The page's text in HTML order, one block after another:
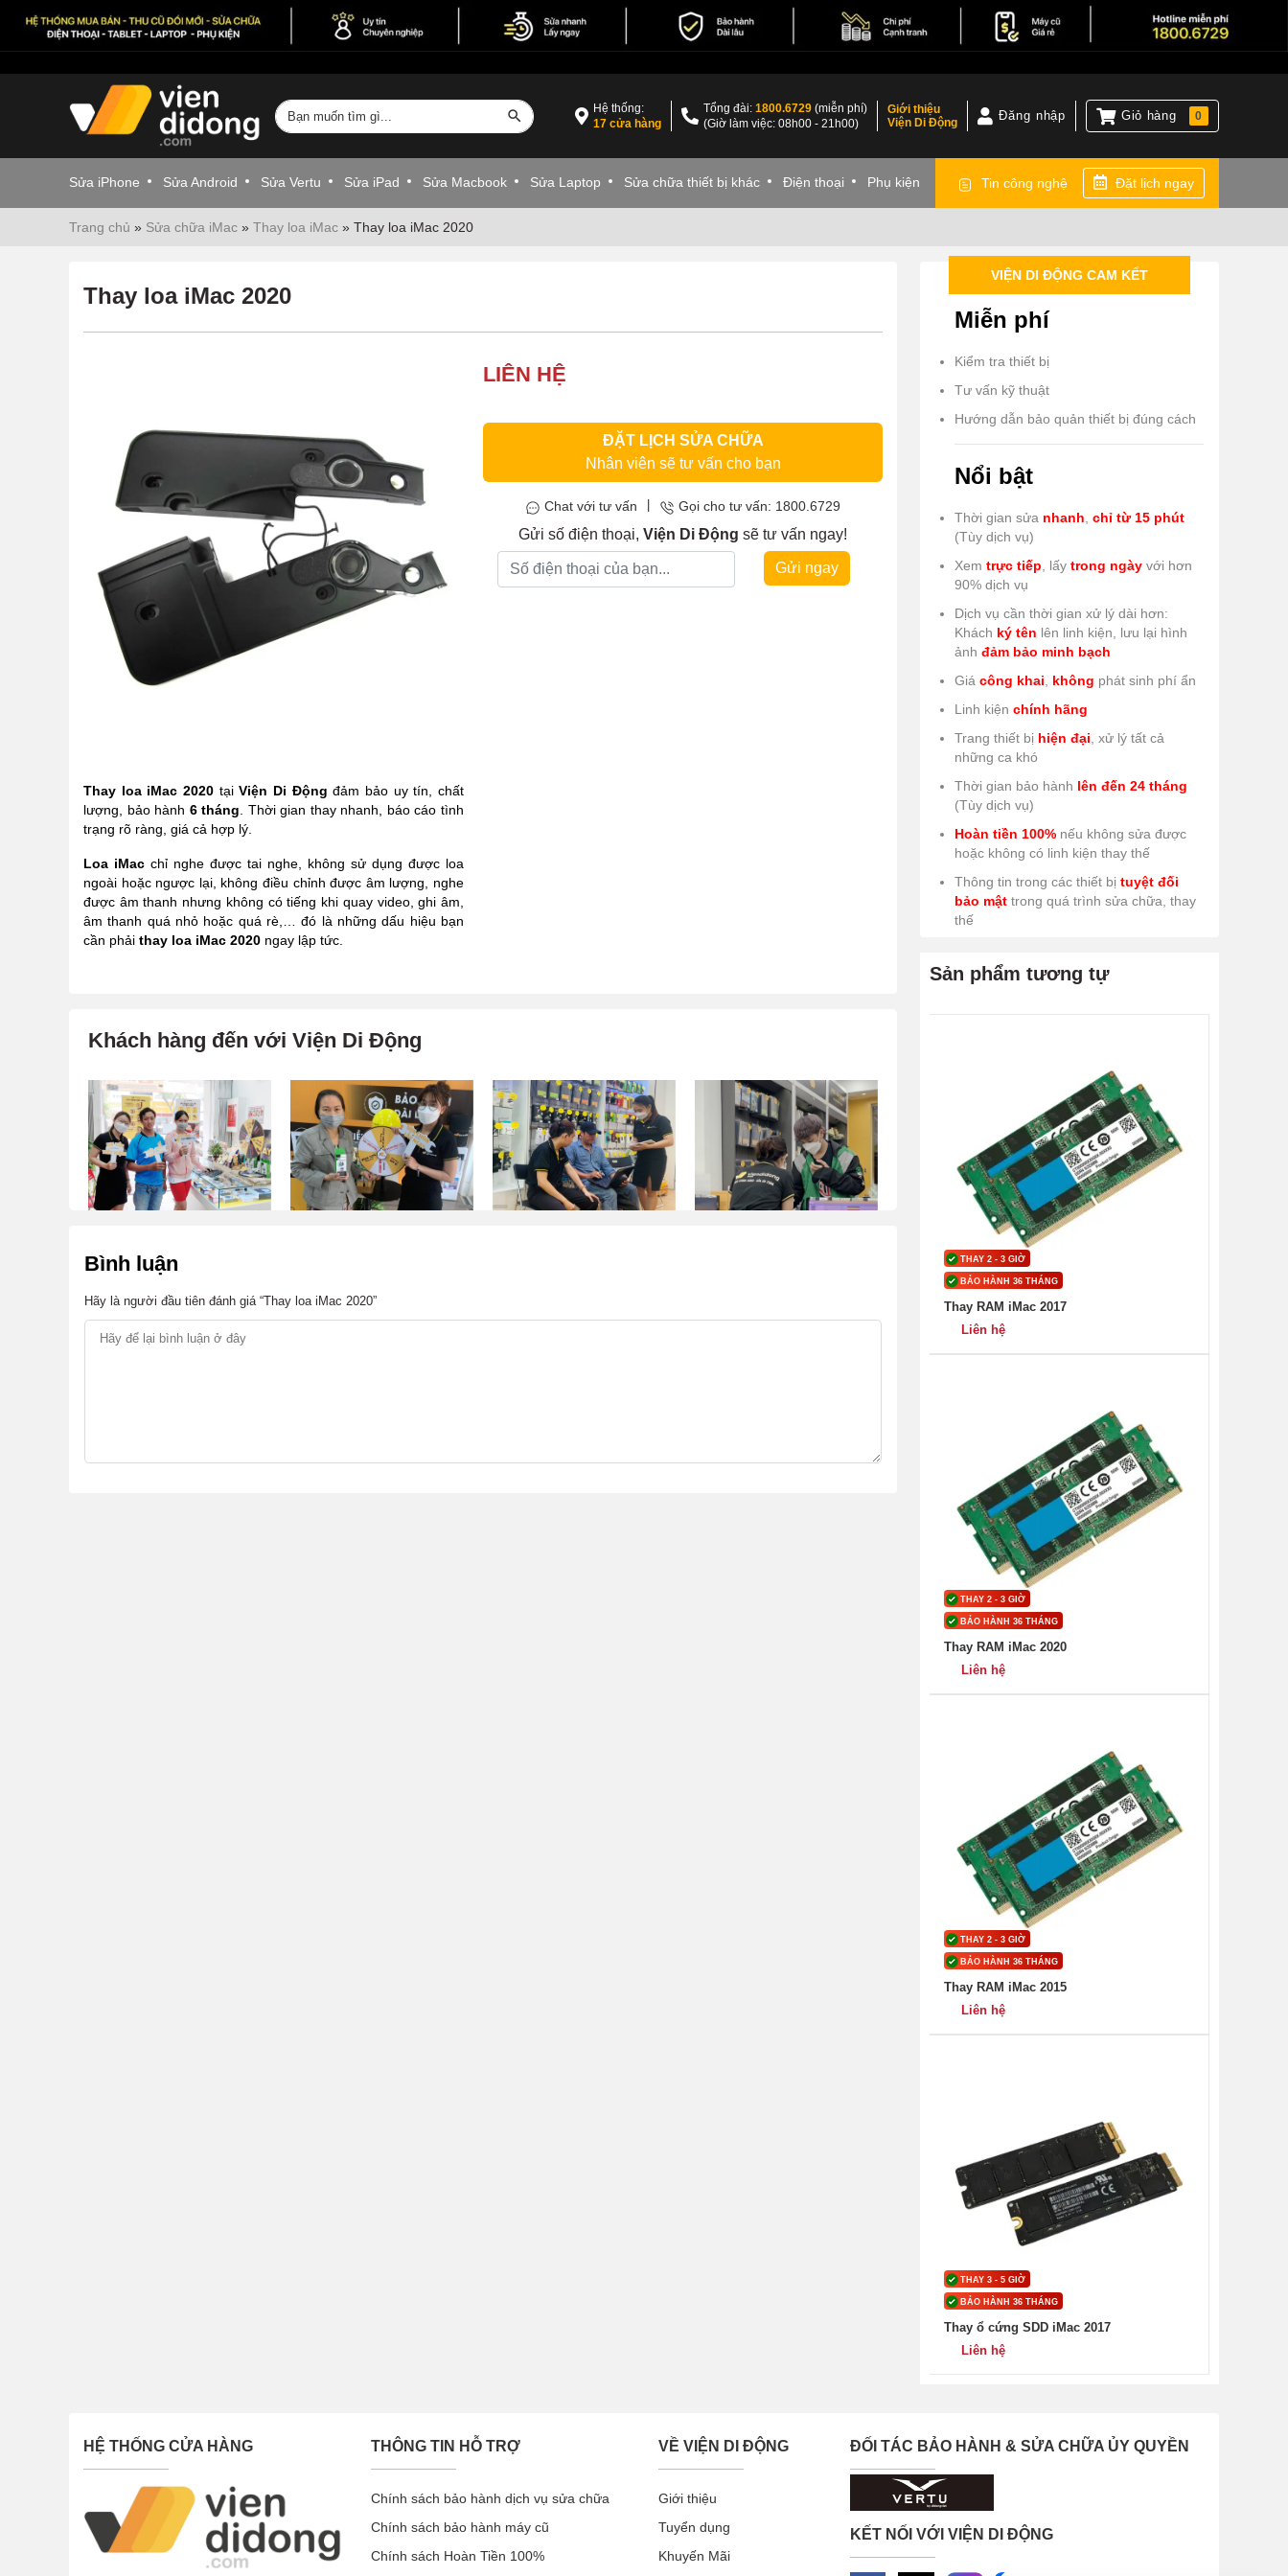
Hệ thống:
17 cửa hàng
Tổng đài:1800.6729 (miễn phí)
(Giờ làm việc: 08h00 - 21h00)
Giới thiệu
Viện Di Động
Đăng nhập Giỏ hàng 0
Sửa iPhone Sửa Android Sửa Vertu Sửa iPad Sửa Macbook Sửa Laptop Sửa chữa thiết bị khác Điện thoại Phụ kiện Tin công nghệ Đặt lịch ngay
Trang chủ » Sửa chữa iMac » Thay loa iMac » Thay loa iMac 2020
Thay loa iMac 2020
Thay loa iMac 2020 tạiViện Di Động đảm bảo uy tín, chất
lượng, bảo hành 6 tháng . Thời gian thay nhanh, báo cáo tình
trạng rõ ràng, giá cả hợp lý.
Loa iMac chỉ nghe được tai nghe, không sử dụng được loa
ngoài hoặc ngược lại, không điều chỉnh được âm lượng, nghe
được âm thanh nhưng không có tiếng khi quay video, ghi âm,
âm thanh quá nhỏ hoặc quá rè,… đó là những dấu hiệu bạn
cần phải thay loa iMac 2020 ngay lập tức.
LIÊN HỆ
ĐẶT LỊCH SỬA CHỮA
Nhân viên sẽ tư vấn cho bạn
Chat với tư vấn Gọi cho tư vấn: 1800.6729
Gửi số điện thoại, Viện Di Động sẽ tư vấn ngay!
Gửi ngay
Khách hàng đến với Viện Di Động
Bình luận
Hãy là người đầu tiên đánh giá “Thay loa iMac 2020”
VIỆN DI ĐỘNG CAM KẾT
Miễn phí
Kiểm tra thiết bị
Tư vấn kỹ thuật
Hướng dẫn bảo quản thiết bị đúng cách
Nổi bật
Thời gian sửa nhanh chỉ từ 15 phút
(Tùy dịch vụ)
Xem trực tiếp , lấy trong ngày với hơn
90% dịch vụ
Dịch vụ cần thời gian xử lý dài hơn:
Khách ký tên lên linh kiện, lưu lại hình
ảnh đảm bảo minh bạch
Giá công khai không phát sinh phí ẩn
Linh kiện chính hãng
Trang thiết bị hiện đại , xử lý tất cả
những ca khó
Thời gian bảo hành lên đến 24 tháng
(Tùy dịch vụ)
Hoàn tiền 100% nếu không sửa được
hoặc không có linh kiện thay thế
Thông tin trong các thiết bị tuyệt đối
bảo mật trong quá trình sửa chữa, thay
thế
Sản phẩm tương tự
THAY 2 - 3 GIỜ
BẢO HÀNH 36 THÁNG
Thay RAM iMac 2017
Liên hệ
THAY 2 - 3 GIỜ
BẢO HÀNH 36 THÁNG
Thay RAM iMac 2020
Liên hệ
THAY 2 - 3 GIỜ
BẢO HÀNH 36 THÁNG
Thay RAM iMac 2015
Liên hệ
THAY 3 - 5 GIỜ
BẢO HÀNH 36 THÁNG
Thay ổ cứng SDD iMac 2017
Liên hệ
HỆ THỐNG CỬA HÀNG THÔNG TIN HỖ TRỢ
Chính sách bảo hành dịch vụ sửa chữa
Chính sách bảo hành máy cũ
Chính sách Hoàn Tiền 100%
VỀ VIỆN DI ĐỘNG
Giới thiệu
Tuyển dụng
Khuyến Mãi
ĐỐI TÁC BẢO HÀNH & SỬA CHỮA ỦY QUYỀN
KẾT NỐI VỚI VIỆN DI ĐỘNG